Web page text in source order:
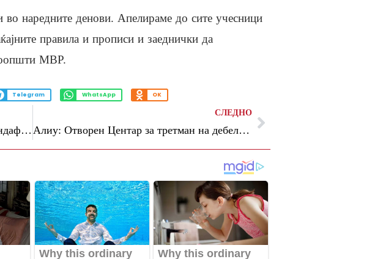
во наредните денови. Апелираме до сите учесници
правила и прописи и заеднички да
МВР.
Telegram WhatsApp OK
(Видео) Петрушевски: Деаноски и Трендафилов да кажат дали синдикалните пари завршиле за наградување на привилегирани членови блиски до СДС
СЛЕДНО
Алиу: Отворен Центар за третман на дебелина кај децата на Детската клиника